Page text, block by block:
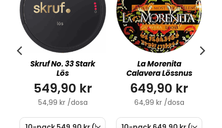
Skruf No. 33 Stark
Lös
549,90 kr
54,99 kr /dosa
La Morenita
Calavera Lössnus
649,90 kr
64,99 kr /dosa